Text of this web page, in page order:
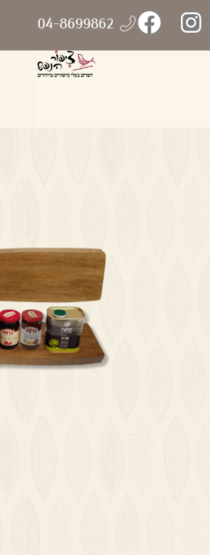
04-8699862